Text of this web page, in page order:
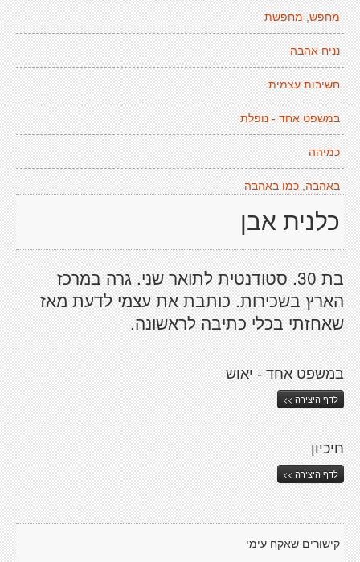
מחפש, מחפשת
נניח אהבה
חשיבות עצמית
במשפט אחד - נופלת
כמיהה
באהבה, כמו באהבה
כלנית אבן
בת 30. סטודנטית לתואר שני. גרה במרכז
הארץ בשכירות. כותבת את עצמי לדעת מאז
שאחזתי בכלי כתיבה לראשונה.
במשפט אחד - יאוש
לדף היצירה >>
חיכיון
לדף היצירה >>
קישורים שאקח עימי